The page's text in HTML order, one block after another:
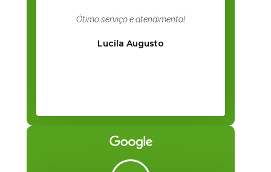
Ótimo serviço e atendimento!
Lucila Augusto